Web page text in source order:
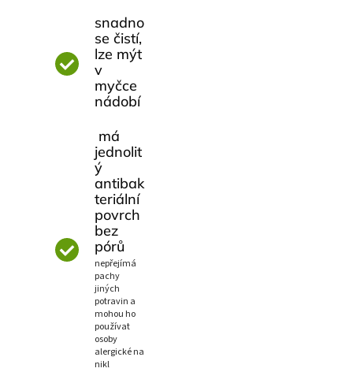
snadno
se čistí,
lze mýt
v
myčce
nádobí
má
jednolit
ý
antibak
teriální
povrch
bez
pórů
nepřejímá
pachy
jiných
potravin a
mohou ho
používat
osoby
alergické na
nikl